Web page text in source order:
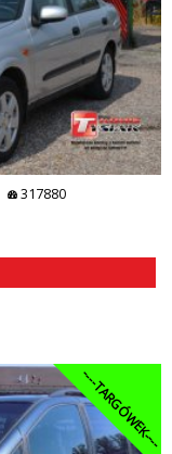
317880
----TARGÓWEK----